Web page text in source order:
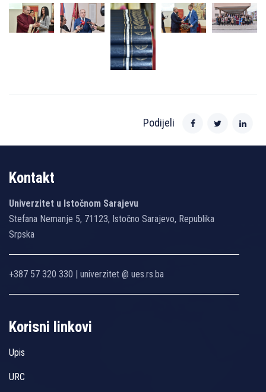
Podijeli
Kontakt
Univerzitet u Istočnom Sarajevu
Stefana Nemanje 5, 71123, Istočno Sarajevo, Republika
Srpska
+387 57 320 330 | univerzitet @ ues.rs.ba
Korisni linkovi
Upis
URC